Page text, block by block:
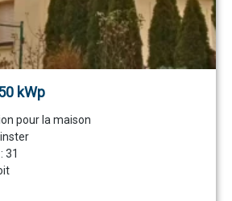
kWp
pour la maison
31